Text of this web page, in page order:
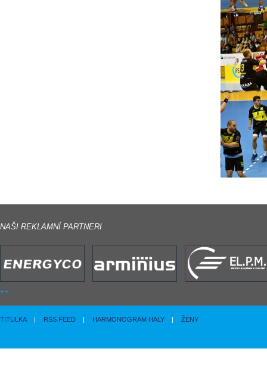
NAŠI REKLAMNÍ PARTNERI
TITULKA | RSS FEED | HARMONOGRAM HALY | ŽENY